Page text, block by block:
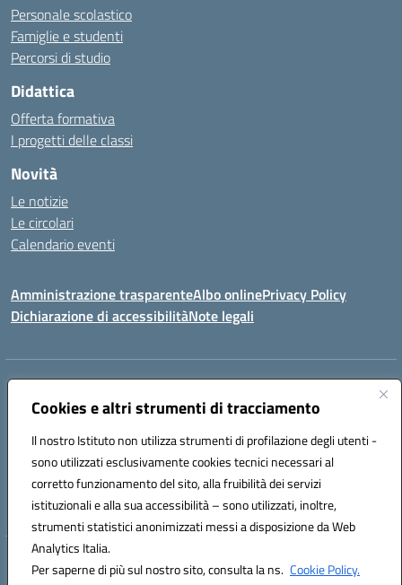
Cookies e altri strumenti di tracciamento
Il nostro Istituto non utilizza strumenti di profilazione degli utenti -
sono utilizzati esclusivamente cookies tecnici necessari al
corretto funzionamento del sito, alla fruibilità dei servizi
istituzionali e alla sua accessibilità – sono utilizzati, inoltre,
strumenti statistici anonimizzati messi a disposizione da Web
Analytics Italia.
Per saperne di più sul nostro sito, consulta la ns. Cookie Policy.
Personale scolastico
Famiglie e studenti
Percorsi di studio
Didattica
Offerta formativa
I progetti delle classi
Novità
Le notizie
Le circolari
Calendario eventi
Amministrazione trasparenteAlbo onlinePrivacy Policy
Dichiarazione di accessibilitàNote legali
Indirizzo:
Centralino:0923993485 Email:tpic84500v@istruzione.it
Codice fiscale: 91039050819
Codice meccanografico:
tpic84500v
Codice unico di fatturazione (CUF): JZDXRK
Hosting & Powered by 3D Solution S.r.l.